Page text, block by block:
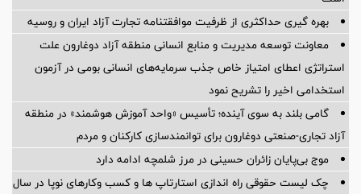
بهره گیری حداکثری از ظرفیت موافقتنامه تجارت آزاد ایران و روسیه
معاونت توسعه مدیریت و منابع انسانی منطقه آزاد دوغارون علت
استراتژی اعطای امتیاز خاص جذب سرمایه‌های انسانی بومی در آزمون
استخدامی اخیر را تشریح نمود
گامی بلند به سوی آینده؛ تأسیس «واحد آموزش هوشمند» در منطقه
آزاد تجاری-صنعتی دوغارون برای توانمندسازی کارکنان و مردم
موج بی‌پایان زائران حسینی در مرز شلمچه ادامه دارد
چک لیست حقوقی راه اندازی استارتاپ ها و کسب وکارهای نوپا در سال